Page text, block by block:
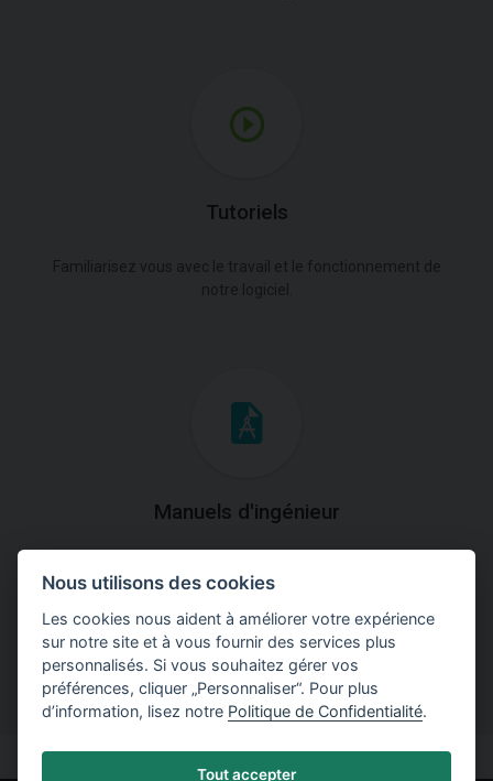
Tutoriels
Manuels d'ingénieur
théoriques et pratiques du fonctionnement des
programmes.
Nous utilisons des cookies
Les cookies nous aident à améliorer votre expérience
sur notre site et à vous fournir des services plus
personnalisés. Si vous souhaitez gérer vos
préférences, cliquer „Personnaliser“. Pour plus
d’information, lisez notre Politique de Confidentialité.
Tout accepter